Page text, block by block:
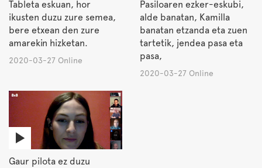
Tableta eskuan, hor
ikusten duzu zure semea,
bere etxean den zure
amarekin hizketan.
2020-03-27 Online
Pasiloaren ezker-eskubi,
alde banatan, Kamilla
banatan etzanda eta zuen
tartetik, jendea pasa eta
pasa,
2020-03-27 Online
Gaur pilota ez duzu